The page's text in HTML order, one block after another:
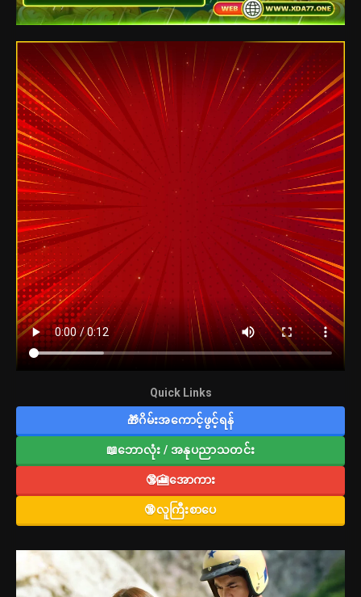
Quick Links
🎁ဂိမ်းအကောင့်ဖွင့်ရန်
📖ဘောလုံး / အနုပညာသတင်း
🔞🎦အောကား
🔞လူကြီးစာပေ